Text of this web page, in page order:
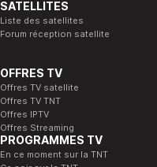
SATELLITES
Liste des satellites
Forum réception satellite
OFFRES TV
Offres TV satellite
Offres TV TNT
Offres IPTV
Offres Streaming
PROGRAMMES TV
En ce moment sur la TNT